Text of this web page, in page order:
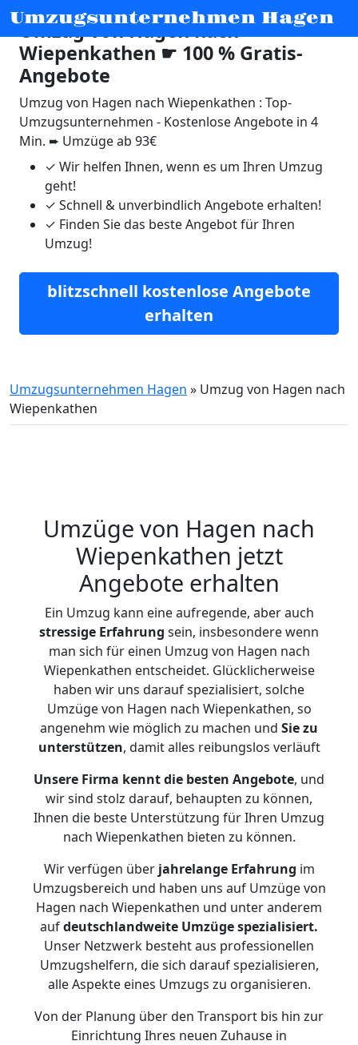
Umzugsunternehmen Hagen
Umzug von Hagen nach
Wiepenkathen ☛ 100 % Gratis-
Angebote
Umzug von Hagen nach Wiepenkathen : Top-
Umzugsunternehmen - Kostenlose Angebote in 4
Min. ➨ Umzüge ab 93€
✓ Wir helfen Ihnen, wenn es um Ihren Umzug
geht!
✓ Schnell & unverbindlich Angebote erhalten!
✓ Finden Sie das beste Angebot für Ihren
Umzug!
blitzschnell kostenlose Angebote
erhalten
Umzugsunternehmen Hagen » Umzug von Hagen nach
Wiepenkathen
Umzüge von Hagen nach
Wiepenkathen jetzt
Angebote erhalten
Ein Umzug kann eine aufregende, aber auch
stressige Erfahrung sein, insbesondere wenn
man sich für einen Umzug von Hagen nach
Wiepenkathen entscheidet. Glücklicherweise
haben wir uns darauf spezialisiert, solche
Umzüge von Hagen nach Wiepenkathen, so
angenehm wie möglich zu machen und Sie zu
unterstützen, damit alles reibungslos verläuft
Unsere Firma kennt die besten Angebote, und
wir sind stolz darauf, behaupten zu können,
Ihnen die beste Unterstützung für Ihren Umzug
nach Wiepenkathen bieten zu können.
Wir verfügen überjahrelange Erfahrung im
Umzugsbereich und haben uns auf Umzüge von
Hagen nach Wiepenkathen und unter anderem
aufdeutschlandweite Umzüge spezialisiert.
Unser Netzwerk besteht aus professionellen
Umzugshelfern, die sich darauf spezialisieren,
alle Aspekte eines Umzugs zu organisieren.
Von der Planung über den Transport bis hin zur
Einrichtung Ihres neuen Zuhause in